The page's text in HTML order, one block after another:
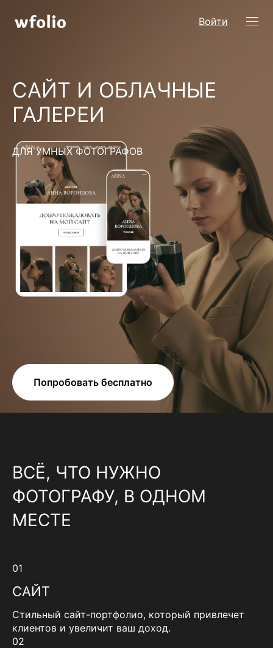
Войти
САЙТ И ОБЛАЧНЫЕ
ГАЛЕРЕИ
ДЛЯ УМНЫХ ФОТОГРАФОВ
Попробовать бесплатно
ВСЁ, ЧТО НУЖНО
ФОТОГРАФУ, В ОДНОМ
МЕСТЕ
01
САЙТ
Стильный сайт-портфолио, который привлечет
клиентов и увеличит ваш доход.
02